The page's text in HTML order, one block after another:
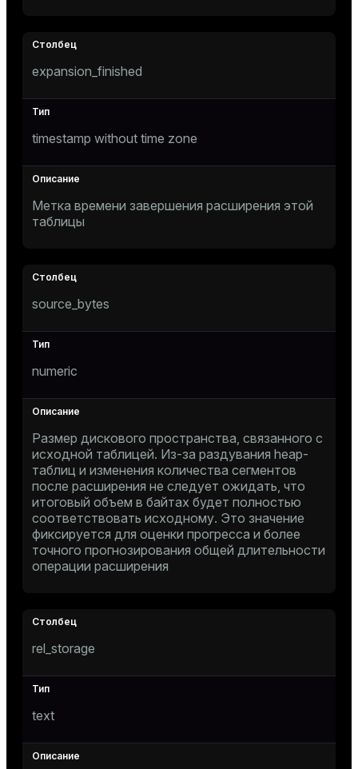
expansion_finished
timestamp without time zone
Метка времени завершения расширения этой
таблицы
source_bytes
numeric
Размер дискового пространства, связанного с
исходной таблицей. Из-за раздувания heap-
таблиц и изменения количества сегментов
после расширения не следует ожидать, что
итоговый объем в байтах будет полностью
соответствовать исходному. Это значение
фиксируется для оценки прогресса и более
точного прогнозирования общей длительности
операции расширения
rel_storage
text